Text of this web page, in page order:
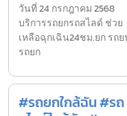
วันที่ 24 กรกฎาคม 2568
บริการรถยกรถสไลด์ ช่วย
เหลือฉุกเฉิน24ชม.ยก รถ
รถยก
#รถยกใกล้ฉัน #รถ